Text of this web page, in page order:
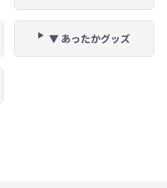
▼ あったかグッズ